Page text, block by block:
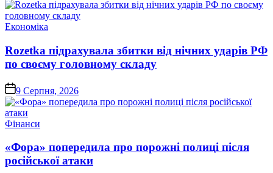
Опублікувати
Економіка
Rozetka підрахувала збитки від нічних ударів РФ
по своєму головному складу
on9 Серпня, 2026
Опублікувати
Фінанси
«Фора» попередила про порожні полиці після
російської атаки